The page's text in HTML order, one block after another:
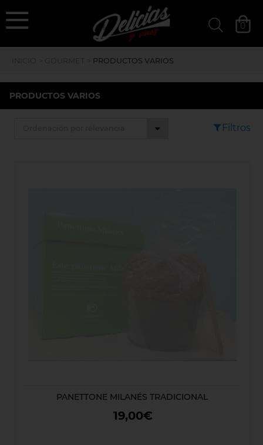
0
PRODUCTOS VARIOS
PRODUCTOS VARIOS
Filtros
PANETTONE MILANÉS TRADICIONAL
19,00€